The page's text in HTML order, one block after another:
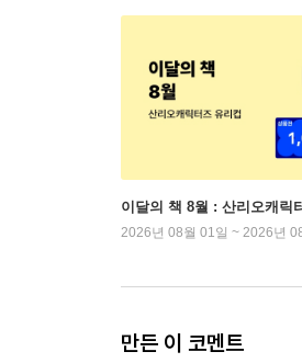
이달의 책 8월 : 산리오캐릭
2026년 08월 01일 ~ 2026년
만든 이 코멘트